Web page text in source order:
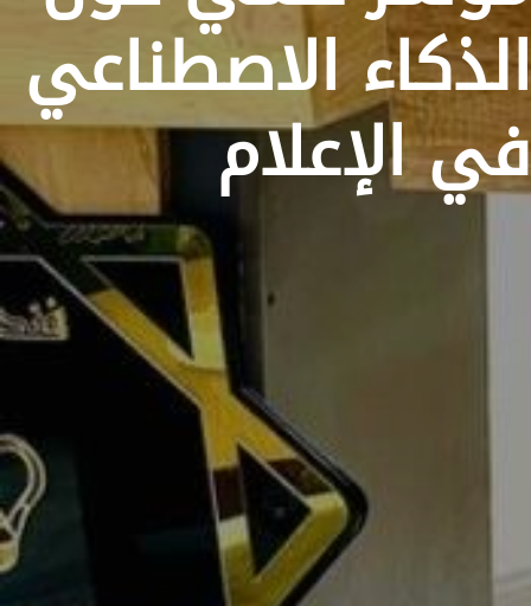
الذكاء الاصطناعي
في الإعلام